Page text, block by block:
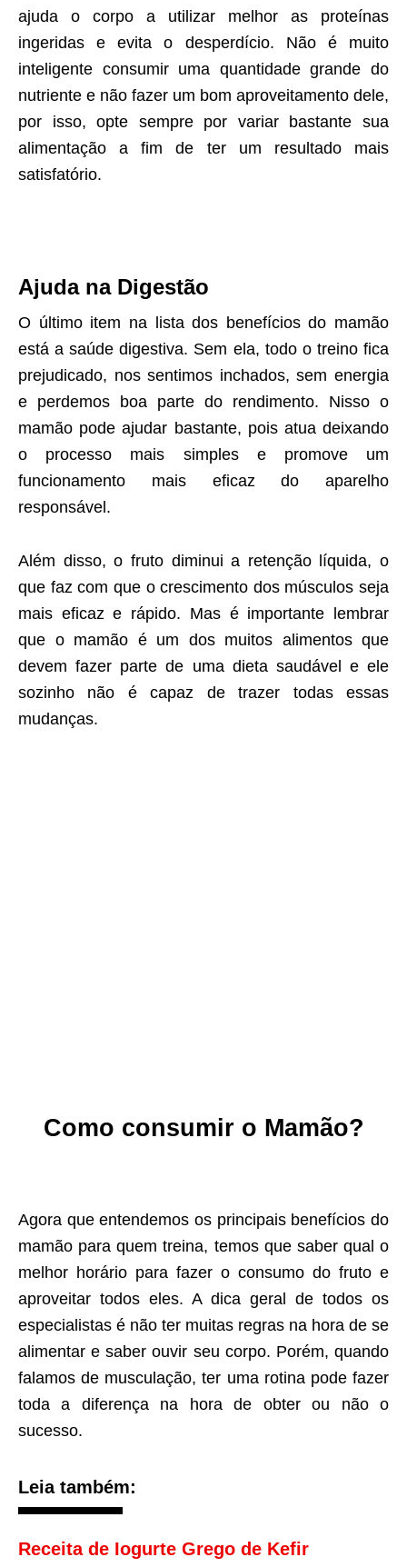
ajuda o corpo a utilizar melhor as proteínas
ingeridas e evita o desperdício. Não é muito
inteligente consumir uma quantidade grande do
nutriente e não fazer um bom aproveitamento dele,
por isso, opte sempre por variar bastante sua
alimentação a fim de ter um resultado mais
satisfatório.
Ajuda na Digestão
O último item na lista dos benefícios do mamão
está a saúde digestiva. Sem ela, todo o treino fica
prejudicado, nos sentimos inchados, sem energia
e perdemos boa parte do rendimento. Nisso o
mamão pode ajudar bastante, pois atua deixando
o processo mais simples e promove um
funcionamento mais eficaz do aparelho
responsável.
Além disso, o fruto diminui a retenção líquida, o
que faz com que o crescimento dos músculos seja
mais eficaz e rápido. Mas é importante lembrar
que o mamão é um dos muitos alimentos que
devem fazer parte de uma dieta saudável e ele
sozinho não é capaz de trazer todas essas
mudanças.
Como consumir o Mamão?
Agora que entendemos os principais benefícios do
mamão para quem treina, temos que saber qual o
melhor horário para fazer o consumo do fruto e
aproveitar todos eles. A dica geral de todos os
especialistas é não ter muitas regras na hora de se
alimentar e saber ouvir seu corpo. Porém, quando
falamos de musculação, ter uma rotina pode fazer
toda a diferença na hora de obter ou não o
sucesso.
Leia também:
Receita de Iogurte Grego de Kefir